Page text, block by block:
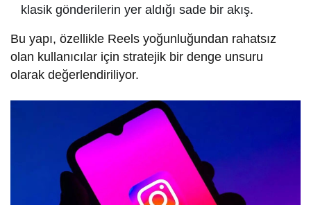
klasik gönderilerin yer aldığı sade bir akış.
Bu yapı, özellikle Reels yoğunluğundan rahatsız
olan kullanıcılar için stratejik bir denge unsuru
olarak değerlendiriliyor.